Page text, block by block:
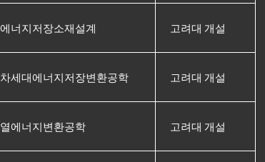
에너지저장소재설계 고려대 개설
차세대에너지저장변환공학 고려대 개설
열에너지변환공학 고려대 개설